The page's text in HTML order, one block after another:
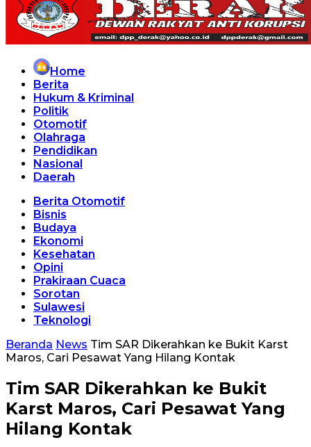
Home
Berita
Hukum & Kriminal
Politik
Otomotif
Olahraga
Pendidikan
Nasional
Daerah
Berita Otomotif
Bisnis
Budaya
Ekonomi
Kesehatan
Opini
Prakiraan Cuaca
Sorotan
Sulawesi
Teknologi
Beranda News Tim SAR Dikerahkan ke Bukit Karst
Maros, Cari Pesawat Yang Hilang Kontak
Tim SAR Dikerahkan ke Bukit
Karst Maros, Cari Pesawat Yang
Hilang Kontak